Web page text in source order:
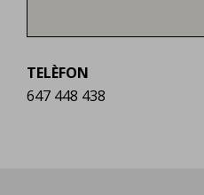
TELÈFON
647 448 438